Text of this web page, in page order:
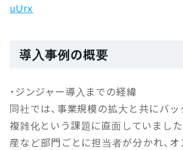
uUrx
導入事例の概要
・ジンジャー導入までの経緯
同社では、事業規模の拡大と共にバ
複雑化という課題に直面していまし
産など部門ごとに担当者が分かれ、